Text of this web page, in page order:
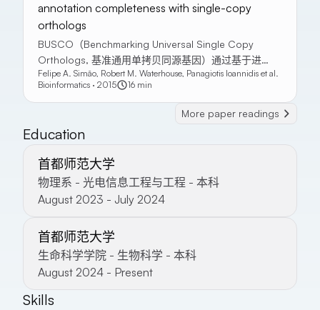
annotation completeness with single-copy
orthologs
BUSCO（Benchmarking Universal Single Copy
Orthologs, 基准通用单拷贝同源基因）通过基于进
化上对基因内容的预期，来定量评估基因组组装和注
释的完整性。
Felipe A. Simão, Robert M. Waterhouse, Panagiotis Ioannidis et al.
Bioinformatics · 2015
16 min
More paper readings
Education
首都师范大学
物理系 - 光电信息工程与工程 - 本科
August 2023 - July 2024
首都师范大学
生命科学学院 - 生物科学 - 本科
August 2024 - Present
Skills